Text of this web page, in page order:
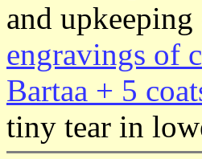
and
engravings of
Bartaa + 5
tiny tear in